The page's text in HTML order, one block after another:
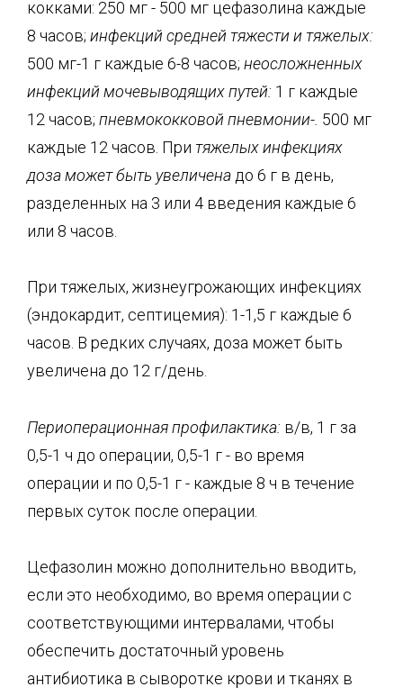
кокками: 250 мг - 500 мг цефазолина каждые
8 часов; инфекций средней тяжести и тяжелых:
500 мг-1 г каждые 6-8 часов; неосложненных
инфекций мочевыводящих путей: 1 г каждые
12 часов; пневмококковой пневмонии-. 500 мг
каждые 12 часов. При тяжелых инфекциях
дозаможет быть увеличена до 6 г в день,
разделенных на 3 или 4 введения каждые 6
или 8 часов.
При тяжелых, жизнеугрожающих инфекциях
(эндокардит, септицемия): 1-1,5 г каждые 6
часов. В редких случаях, доза может быть
увеличена до 12 г/день.
Периоперационнаяпрофилактика: в/в, 1 г за
0,5-1 ч до операции, 0,5-1 г - во время
операции и по 0,5-1 г - каждые 8 ч в течение
первых суток после операции.
Цефазолин можно дополнительно вводить,
если это необходимо, во время операции с
соответствующими интервалами, чтобы
обеспечить достаточный уровень
антибиотика в сыворотке крови и тканях в